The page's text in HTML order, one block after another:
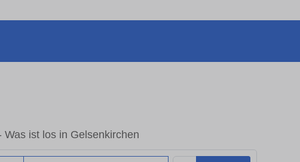
ist los in Gelsenkirchen